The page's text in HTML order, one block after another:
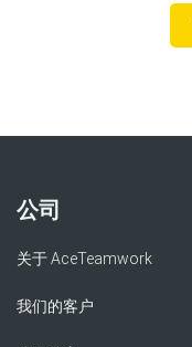
公司
关于 AceTeamwork
我们的客户